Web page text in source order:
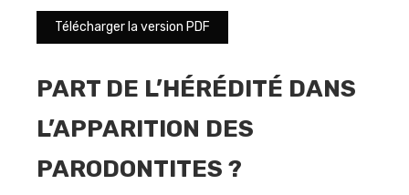
Télécharger la version PDF
PART DE L’HÉRÉDITÉ DANS
L’APPARITION DES
PARODONTITES ?